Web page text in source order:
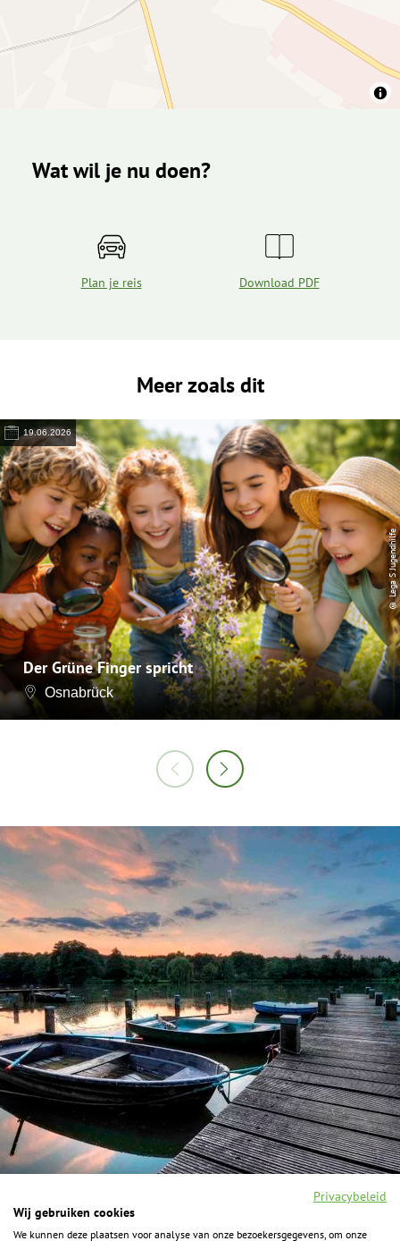
Wat wil je nu doen?
Plan je reis Download PDF
Meer zoals dit
19.06.2026
Der Grüne Finger spricht
Osnabrück
© Lega S Jugendhilfe
Privacybeleid
Wij gebruiken cookies
We kunnen deze plaatsen voor analyse van onze bezoekersgegevens, om onze